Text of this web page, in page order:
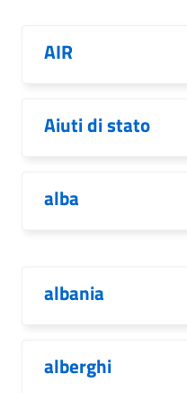
AIR
Aiuti di stato
alba
albania
alberghi